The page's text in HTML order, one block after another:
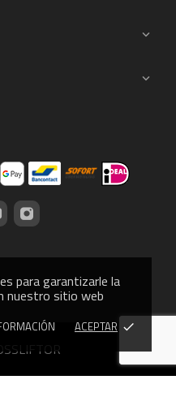
para garantizarle la
nuestro sitio web
ACEPTAR done

